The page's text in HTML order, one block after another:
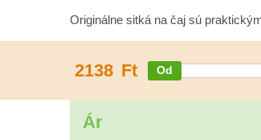
Originálne sitká na čaj sú
2138 Ft
Ár